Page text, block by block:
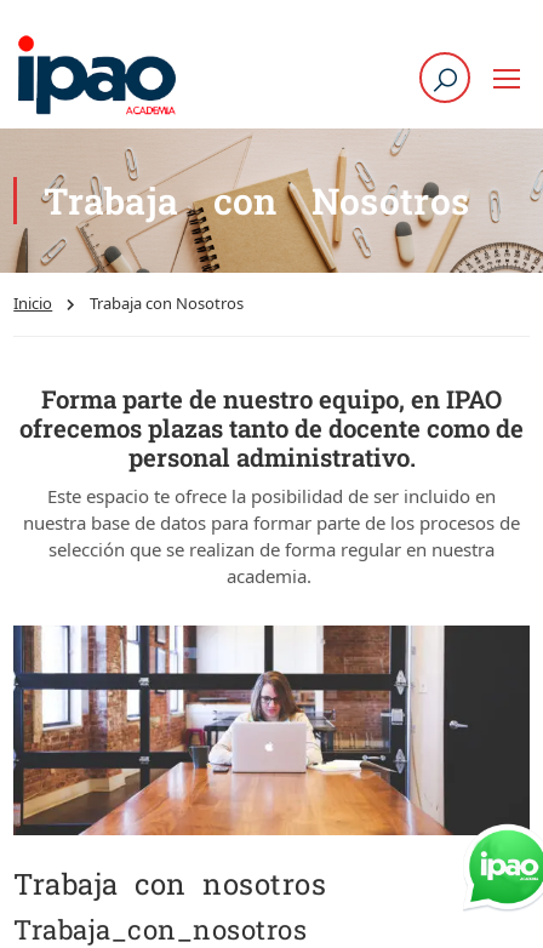
Trabaja con Nosotros
Inicio Trabaja con Nosotros
Forma parte de nuestro equipo, en IPAO
ofrecemos plazas tanto de docente como de
personal administrativo.
Este espacio te ofrece la posibilidad de ser incluido en
nuestra base de datos para formar parte de los procesos de
selección que se realizan de forma regular en nuestra
academia.
Trabaja con nosotros
Trabaja_con_nosotros